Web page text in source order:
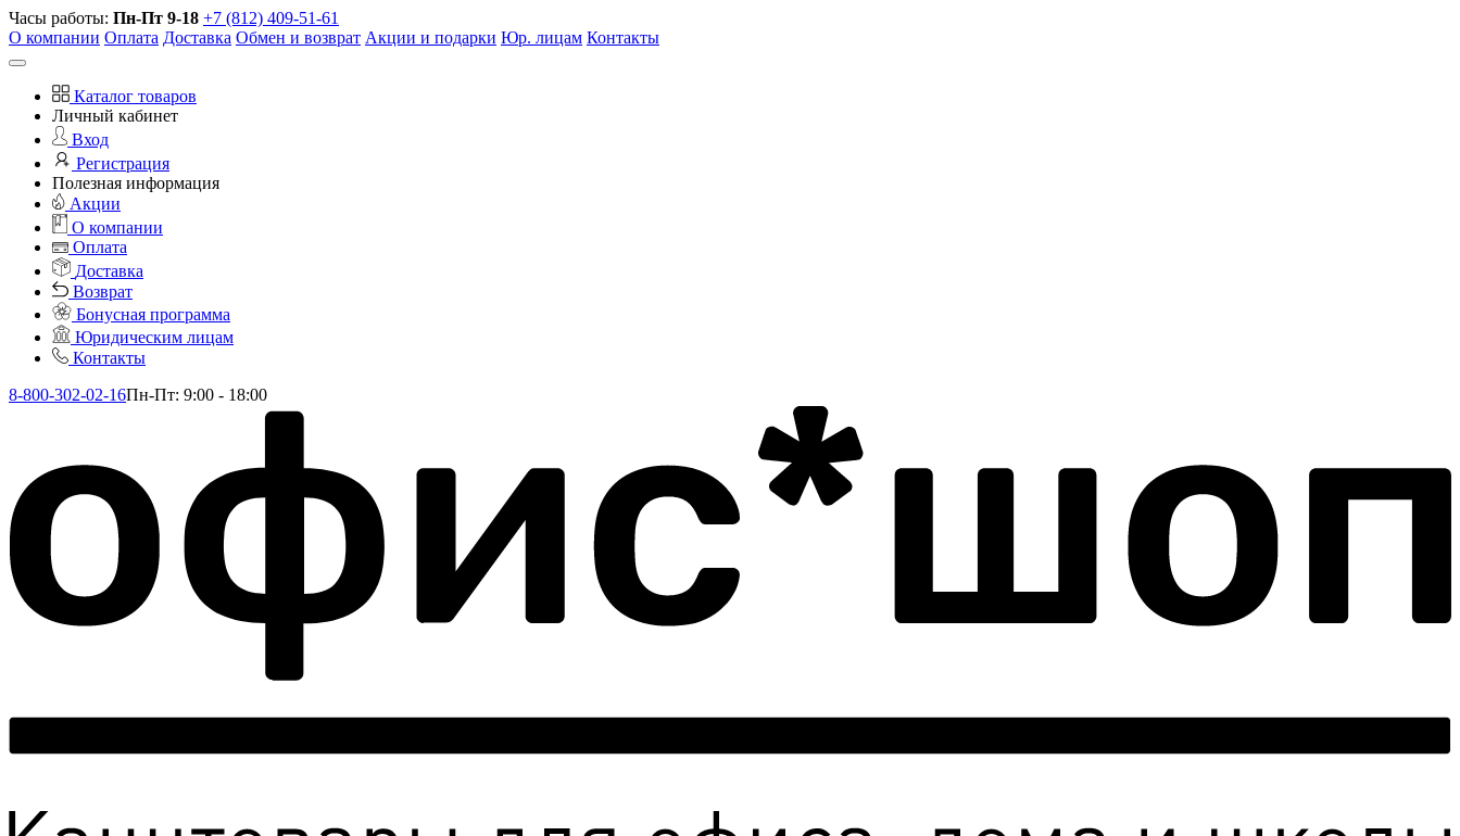
Часы работы: Пн-Пт 9-18 +7 (812) 409-51-61
О компании Оплата Доставка Обмен и возврат Акции и подарки Юр. лицам Контакты
Каталог товаров
Личный кабинет
Вход
Регистрация
Полезная информация
Акции
О компании
Оплата
Доставка
Возврат
Бонусная программа
Юридическим лицам
Контакты
8-800-302-02-16Пн-Пт: 9:00 - 18:00